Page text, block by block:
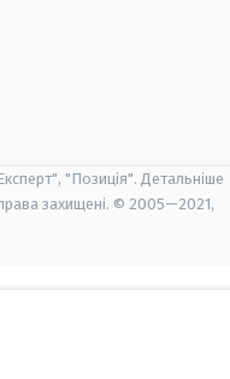
"Позиція". Детальніше
захищені. © 2005—2021,